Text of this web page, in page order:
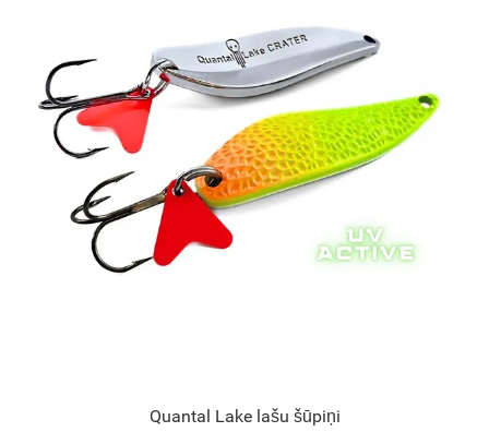
Quantal Lake lašu šūpiņi